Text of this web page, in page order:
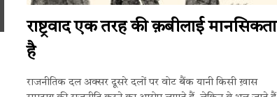
राष्ट्रवाद एक तरह की क़बीलाई मानसिकता
है
राजनीतिक दल अक्सर दूसरे दलों पर वोट बैंक यानी किसी ख़ास